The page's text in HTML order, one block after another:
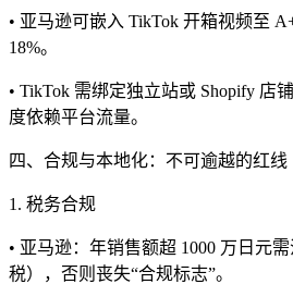
• 亚马逊可嵌入 TikTok 开箱视频至
18%。
• TikTok 需绑定独立站或 Shopify 店
度依赖平台流量。
四、合规与本地化：不可逾越的红线
1. 税务合规
• 亚马逊：年销售额超 1000 万日元
税），否则丧失“合规标志”。